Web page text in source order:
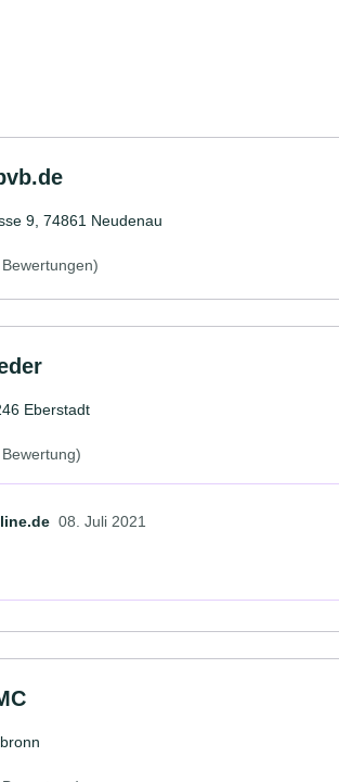
9, 74861 Neudenau
Eberstadt
08. Juli 2021